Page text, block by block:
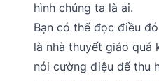
hình chúng ta là ai.
Bạn có thể đọc điều
là nhà thuyết giáo quá
nói cường điệu để thu